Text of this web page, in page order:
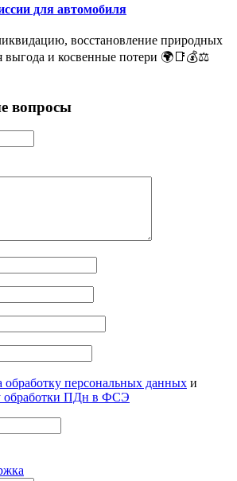
для автомобиля
восстановление природных
выгода и косвенные потери 🌍📑💰⚖️
вопросы
обработку персональных данных и
обработки ПДн в ФСЭ